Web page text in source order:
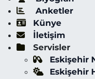
Anketler
Künye
İletişim
Servisler
Eskişehir
Eskişehir